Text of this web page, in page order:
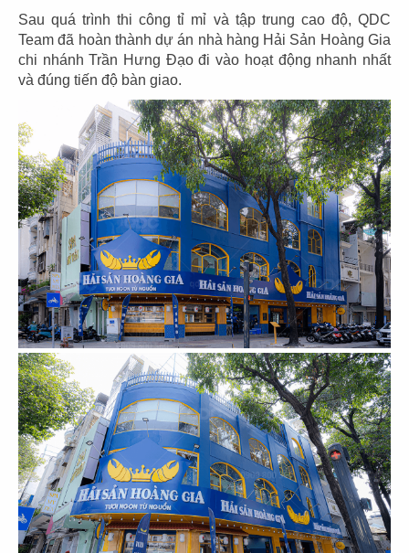
Sau quá trình thi công tỉ mỉ và tập trung cao độ, QDC
Team đã hoàn thành dự án nhà hàng Hải Sản Hoàng Gia
chi nhánh Trần Hưng Đạo đi vào hoạt động nhanh nhất
và đúng tiến độ bàn giao.
101
THAI BUCKHEAD
CN Hoa Kỳ
NGÔ RESTAURANT
CN CH CZECH
103
MUTSUMIAN
CN Lê Thánh Tôn - Q.1
104
HERVÉ DINING
CN Thảo Điền - Q.2
105
TRỐNG CƠM
CN Mega Mall - Q.9
106
DON CHICKEN
CN Long Khánh